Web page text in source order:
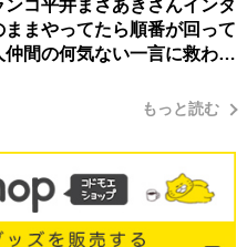
コ平井まさあきさんインタ
ままやってたら順番が回って
仲間の何気ない一言に救われ
もっと読む